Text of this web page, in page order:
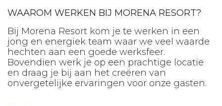
WAAROM WERKEN BIJ MORENA RESORT?
Bij Morena Resort kom je te werken in een
jong en energiek team waar we veel waarde
hechten aan een goede werksfeer.
Bovendien werk je op een prachtige locatie
en draag je bij aan het creëren van
onvergetelijke ervaringen voor onze gasten.